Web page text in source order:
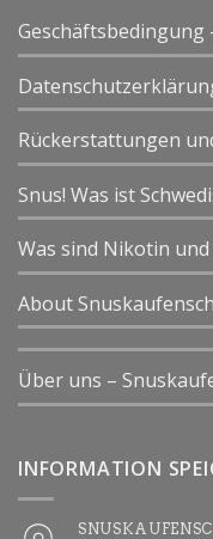
Geschäftsbedingung
Rückerstattungen
Snus! Was ist
Was sind Nikotin
About
Über uns –
INFORMATION